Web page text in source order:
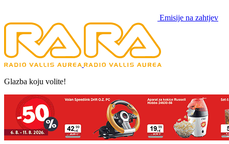
Emisije na zahtjev
Glazba koju volite!